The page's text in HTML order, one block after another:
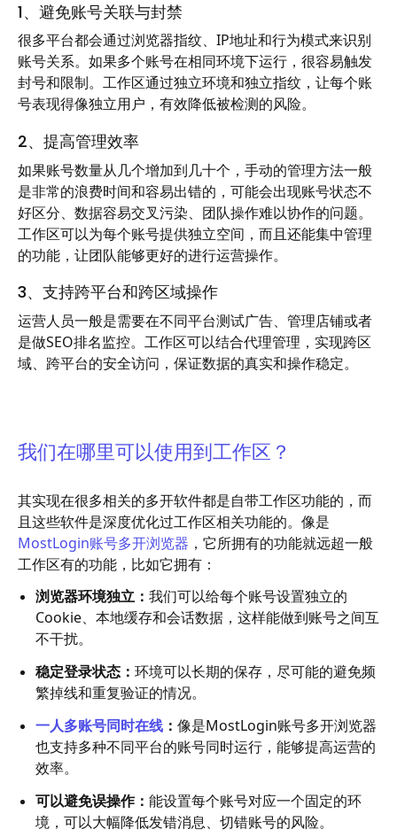
1、避免账号关联与封禁
很多平台都会通过浏览器指纹、IP地址和行为模式来识别
账号关系。如果多个账号在相同环境下运行，很容易触发
封号和限制。工作区通过独立环境和独立指纹，让每个账
号表现得像独立用户，有效降低被检测的风险。
2、提高管理效率
如果账号数量从几个增加到几十个，手动的管理方法一般
是非常的浪费时间和容易出错的，可能会出现账号状态不
好区分、数据容易交叉污染、团队操作难以协作的问题。
工作区可以为每个账号提供独立空间，而且还能集中管理
的功能，让团队能够更好的进行运营操作。
3、支持跨平台和跨区域操作
运营人员一般是需要在不同平台测试广告、管理店铺或者
是做SEO排名监控。工作区可以结合代理管理，实现跨区
域、跨平台的安全访问，保证数据的真实和操作稳定。
我们在哪里可以使用到工作区？
其实现在很多相关的多开软件都是自带工作区功能的，而
且这些软件是深度优化过工作区相关功能的。像是
MostLogin账号多开浏览器 ，它所拥有的功能就远超一般
工作区有的功能，比如它拥有：
浏览器环境独立： 我们可以给每个账号设置独立的
Cookie、本地缓存和会话数据，这样能做到账号之间互
不干扰。
稳定登录状态： 环境可以长期的保存，尽可能的避免频
繁掉线和重复验证的情况。
一人多账号同时在线 ： 像是MostLogin账号多开浏览器
也支持多种不同平台的账号同时运行，能够提高运营的
效率。
可以避免误操作： 能设置每个账号对应一个固定的环
境，可以大幅降低发错消息、切错账号的风险。